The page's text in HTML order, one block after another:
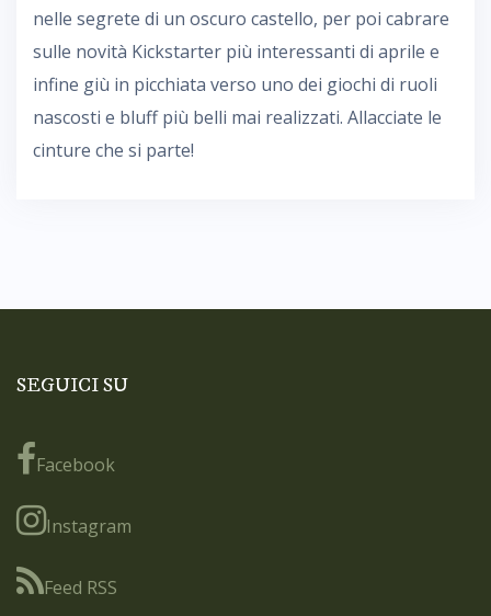
nelle segrete di un oscuro castello, per poi cabrare
sulle novità Kickstarter più interessanti di aprile e
infine giù in picchiata verso uno dei giochi di ruoli
nascosti e bluff più belli mai realizzati. Allacciate le
cinture che si parte!
SEGUICI SU
Facebook
Instagram
Feed RSS